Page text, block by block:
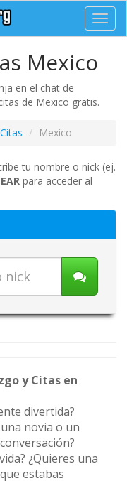
Mexico
en el chat de
de Mexico gratis.
Citas Mexico
tu nombre o nick (ej.
para acceder al
y Citas en
divertida?
novia o un
¿Quieres una
estabas